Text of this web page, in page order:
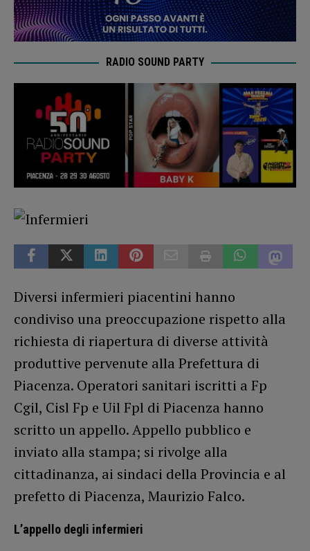
RADIO SOUND PARTY
Diversi infermieri piacentini hanno
condiviso una preoccupazione rispetto alla
richiesta di riapertura di diverse attività
produttive pervenute alla Prefettura di
Piacenza. Operatori sanitari iscritti a Fp
Cgil, Cisl Fp e Uil Fpl di Piacenza hanno
scritto un appello. Appello pubblico e
inviato alla stampa; si rivolge alla
cittadinanza, ai sindaci della Provincia e al
prefetto di Piacenza, Maurizio Falco.
L’appello degli infermieri